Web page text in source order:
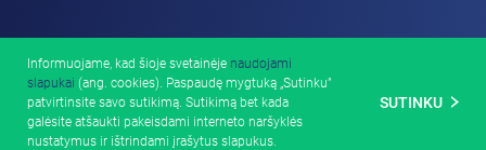
Informuojame, kad šioje svetainėje naudojami
slapukai (ang. cookies). Paspaudę mygtuką „Sutinku”
patvirtinsite savo sutikimą. Sutikimą bet kada
galėsite atšaukti pakeisdami interneto naršyklės
nustatymus ir ištrindami įrašytus slapukus.
SUTINKU